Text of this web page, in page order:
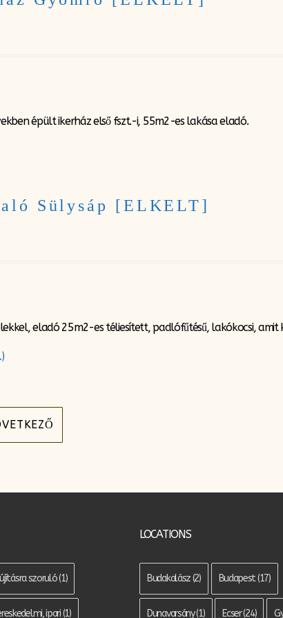
épült ikerház első fszt.-i, 55m2-es lakása eladó.
Sülysáp [ELKELT]
eladó 25m2-es téliesített, padlófűtésű, lakókocsi,
szoruló(1)
ipari(1)
LOCATIONS
Budakalász(2) Budapest(17)
Dunavarsány(1) Ecser(24)